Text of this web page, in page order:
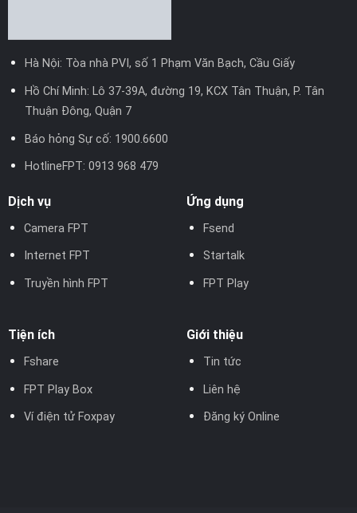
Hà Nội: Tòa nhà PVI, số 1 Phạm Văn Bạch, Cầu Giấy
Hồ Chí Minh: Lô 37-39A, đường 19, KCX Tân Thuận, P. Tân
Thuận Đông, Quận 7
Báo hỏng Sự cố: 1900.6600
HotlineFPT: 0913 968 479
Dịch vụ
Camera FPT
Internet FPT
Truyền hình FPT
Ứng dụng
Fsend
Startalk
FPT Play
Tiện ích
Fshare
FPT Play Box
Ví điện tử Foxpay
Giới thiệu
Tin tức
Liên hệ
Đăng ký Online